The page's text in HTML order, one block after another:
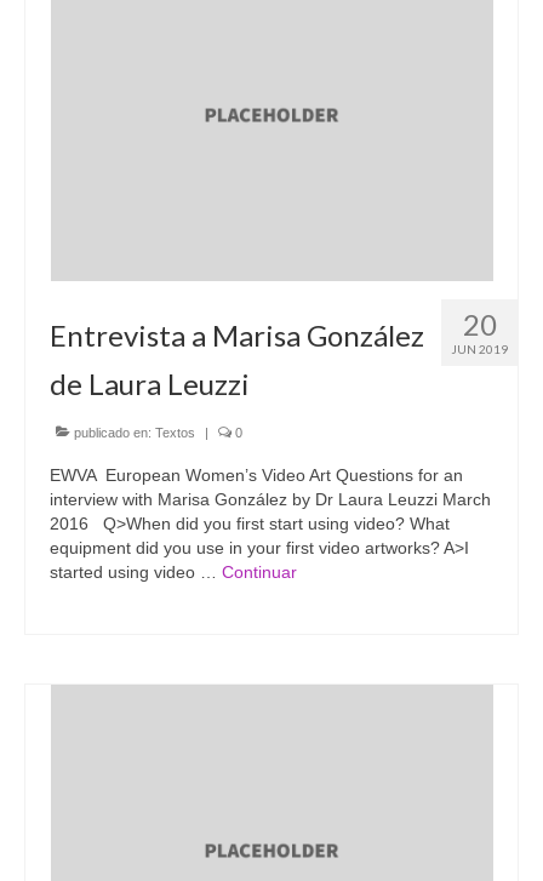
20
JUN 2019
Entrevista a Marisa González
de Laura Leuzzi
publicado en: Textos | 0
EWVA European Women’s Video Art Questions for an
interview with Marisa González by Dr Laura Leuzzi March
2016 Q>When did you first start using video? What
equipment did you use in your first video artworks? A>I
started using video … Continuar